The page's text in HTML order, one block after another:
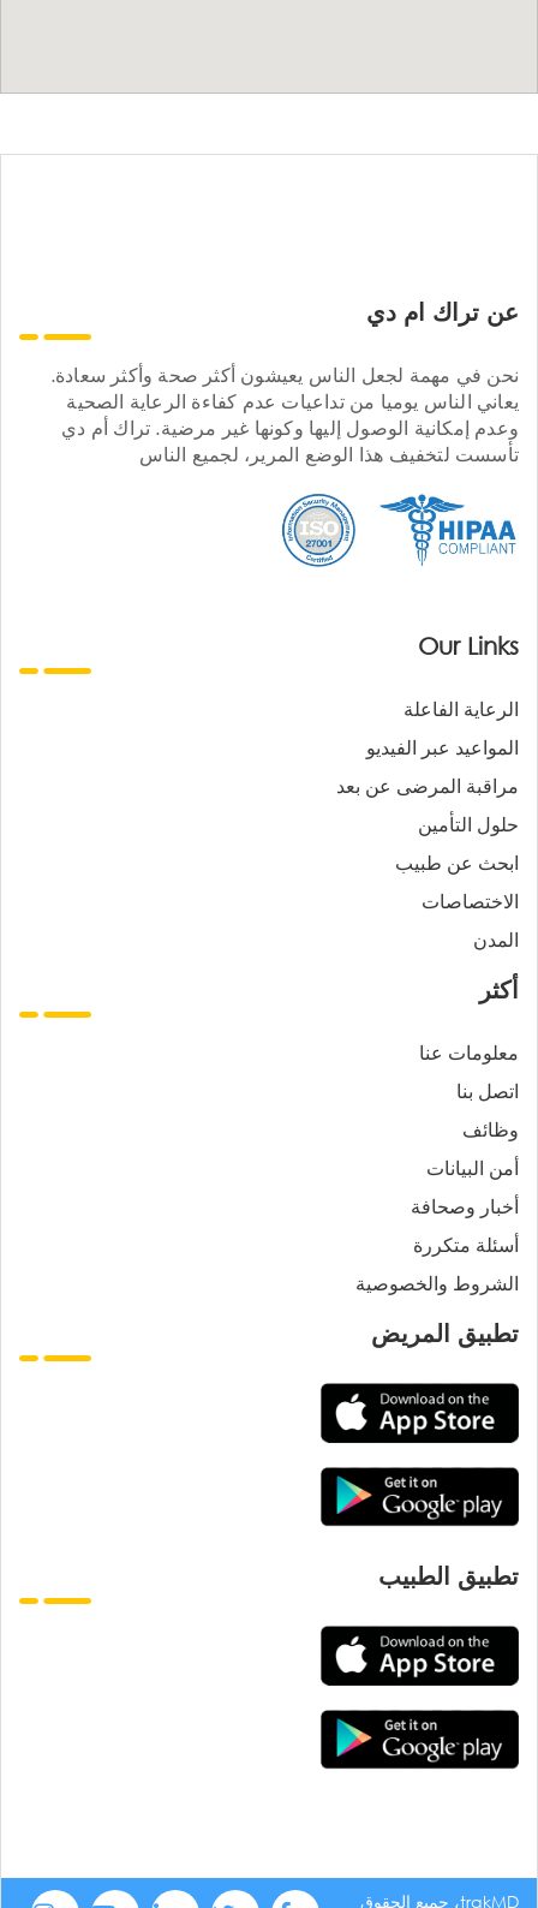
عن تراك ام دي
نحن في مهمة لجعل الناس يعيشون أكثر صحة وأكثر سعادة.
يعاني الناس يوميا من تداعيات عدم كفاءة الرعاية الصحية
وعدم إمكانية الوصول إليها وكونها غير مرضية. تراك أم دي
تأسست لتخفيف هذا الوضع المرير، لجميع الناس
Our Links
الرعاية الفاعلة
المواعيد عبر الفيديو
مراقبة المرضى عن بعد
حلول التأمين
ابحث عن طبيب
الاختصاصات
المدن
أكثر
معلومات عنا
اتصل بنا
وظائف
أمن البيانات
أخبار وصحافة
أسئلة متكررة
الشروط والخصوصية
تطبيق المريض
تطبيق الطبيب
trakMD، جميع الحقوق